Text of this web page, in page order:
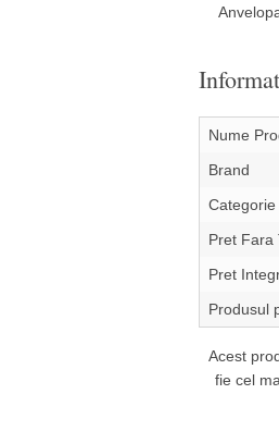
Nume
Brand
Pret Fara
Pret
Produsul
Acest
fie cel